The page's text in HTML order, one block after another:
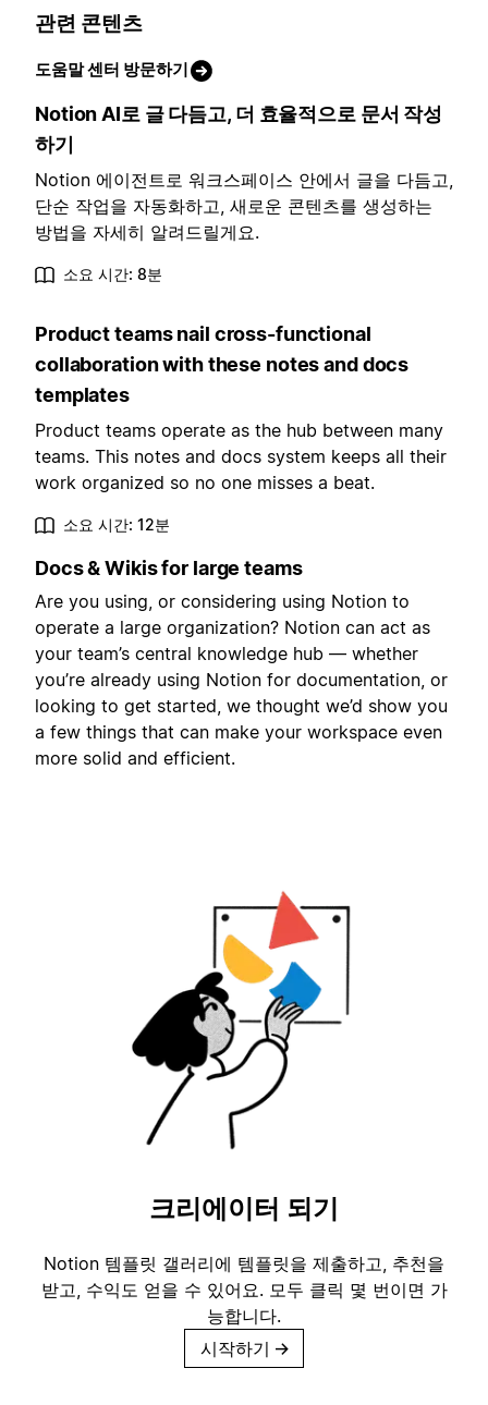
관련 콘텐츠
도움말 센터 방문하기
Notion AI로 글 다듬고, 더 효율적으로 문서 작성
하기
Notion 에이전트로 워크스페이스 안에서 글을 다듬고,
단순 작업을 자동화하고, 새로운 콘텐츠를 생성하는
방법을 자세히 알려드릴게요.
소요 시간: 8분
Product teams nail cross-functional
collaboration with these notes and docs
templates
Product teams operate as the hub between many
teams. This notes and docs system keeps all their
work organized so no one misses a beat.
소요 시간: 12분
Docs & Wikis for large teams
Are you using, or considering using Notion to
operate a large organization? Notion can act as
your team’s central knowledge hub — whether
you’re already using Notion for documentation, or
looking to get started, we thought we’d show you
a few things that can make your workspace even
more solid and efficient.
크리에이터 되기
Notion 템플릿 갤러리에 템플릿을 제출하고, 추천을
받고, 수익도 얻을 수 있어요. 모두 클릭 몇 번이면 가
능합니다.
시작하기 →